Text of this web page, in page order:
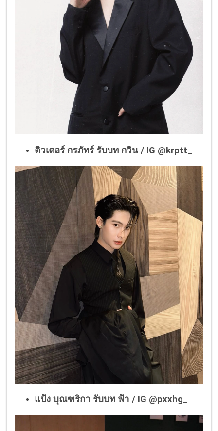
ติวเตอร์ กรภัทร์ รับบท กวิน / IG @krptt_
แป้ง บุณฑริกา รับบท ฟ้า / IG @pxxhg_